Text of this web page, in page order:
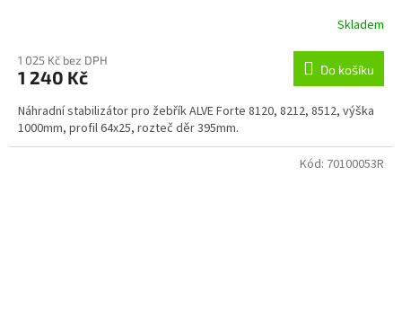
Skladem
1 025 Kč bez DPH
1 240 Kč Do košíku
Náhradní stabilizátor pro žebřík ALVE Forte 8120, 8212, 8512, výška
1000mm, profil 64x25, rozteč děr 395mm.
Kód: 70100053R